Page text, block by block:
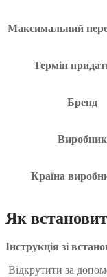
Максимальний
Термін
Бренд
Виробник
Країна
Як
Інструкція зі
Відкрутити за